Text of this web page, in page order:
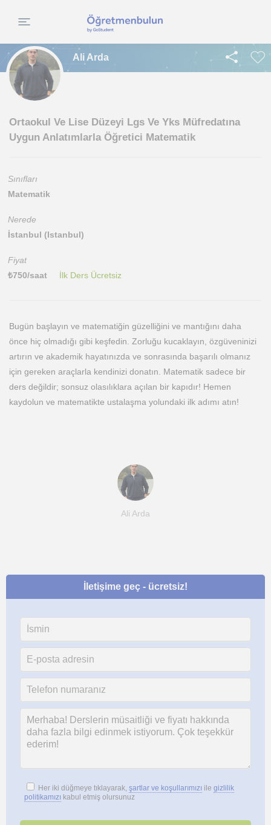
Ali Arda
Ortaokul Ve Lise Düzeyi Lgs Ve Yks Müfredatına
Uygun Anlatımlarla Öğretici Matematik
Sınıfları
Matematik
Nerede
İstanbul (Istanbul)
Fiyat
₺750/saat İlk Ders Ücretsiz
Bugün başlayın ve matematiğin güzelliğini ve mantığını daha
önce hiç olmadığı gibi keşfedin. Zorluğu kucaklayın, özgüveninizi
artırın ve akademik hayatınızda ve sonrasında başarılı olmanız
için gereken araçlarla kendinizi donatın. Matematik sadece bir
ders değildir; sonsuz olasılıklara açılan bir kapıdır! Hemen
kaydolun ve matematikte ustalaşma yolundaki ilk adımı atın!
Ali Arda
İletişime geç - ücretsiz!
Her iki düğmeye tıklayarak, şartlar ve koşullarımızı ile gizlilik
politikamızı kabul etmiş olursunuz